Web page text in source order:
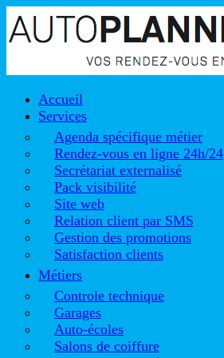
Accueil
Services
Agenda spécifique métier
Rendez-vous en ligne 24h/24
Secrétariat externalisé
Pack visibilité
Site web
Relation client par SMS
Gestion des promotions
Satisfaction clients
Métiers
Controle technique
Garages
Auto-écoles
Salons de coiffure